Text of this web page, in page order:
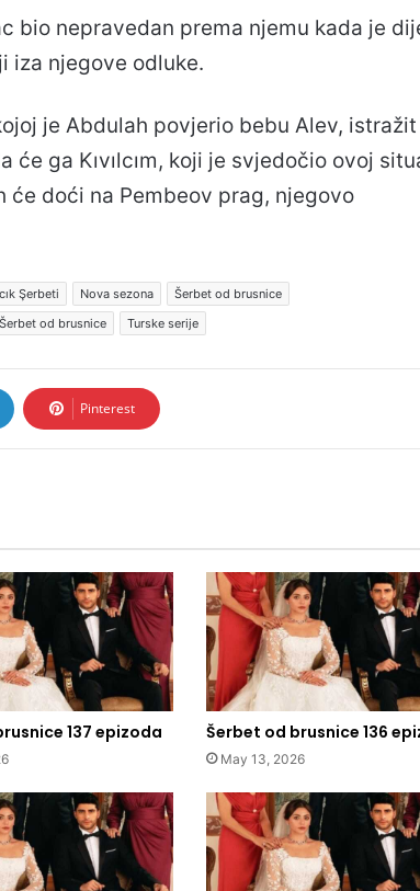
bio nepravedan prema njemu kada je
iza njegove odluke.
je Abdulah povjerio bebu Alev,
ga Kıvılcım, koji je svjedočio ovoj
doći na Pembeov prag, njegovo
Şerbeti Nova sezona
Šerbet od brusnice
od brusnice Turske serije
Pinterest
137 epizoda Šerbet od brusnice 136
May 13, 2026